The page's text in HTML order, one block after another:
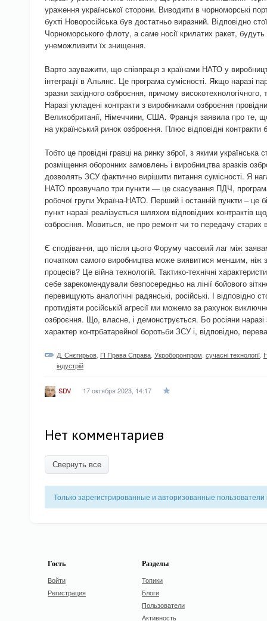
ураження української сторони. Виводити в чорноморські
бухті Новоросійська був достатньо виразний. Відповідно
Чорноморського флоту, а саме носії крилатих ракет,
унеможливити їх знищення.
Варто зауважити, що співпраця з країнами НАТО у
інтеграції в Альянс. Це програма сумісності. Якщо наразі
зразки західного озброєння, причому
Наразі укладені контракти з виробниками озброєння
Великобританії, Німеччини, США. Франція заявила про те,
на український ринок озброєння. Плюс відповідні
Тобто це провідні гравці на ринку зброї, з якими
розміщення оборонних замовлень і виробництва зразків
дозволять ЗСУ фактично вирішити питання сумісності. Я
НАТО прозвучало три пункти — це скасування ПДЧ, програма
робочої групи Україна-НАТО. Перший і останній пункти –
пункт наразі реалізується шляхом відповідних контрактів
озброєння. Мовиться, не про ремонт чи то передачу старих
Є сподівання, що після цього Форуму часовий лаг між
початком самого виробництва може виявитися меншим, ніж
процесів? Це війна технологій. Тактико-технічні
себе зарекомендували безпосередньо на лінії бойового
перевищують аналогічні радянські, російські. І відповідно
протидіяти російській агресії ми можемо за рахунок
озброєння. Що, власне, і демонструється. Бо росіяни
характер контрбатарейної боротьби ЗСУ і, відповідно,
Д. Снєгирьов ГІ Права Справа Укроборонпром сучасні технології
індустрій
SDV 17 октября 2023, 14:17
Нет комментариев
Свернуть все
Только зарегистрированные и авторизованные
Гость
Войти
Регистрация
Разделы
Топики
Блоги
Пользователи
Активность